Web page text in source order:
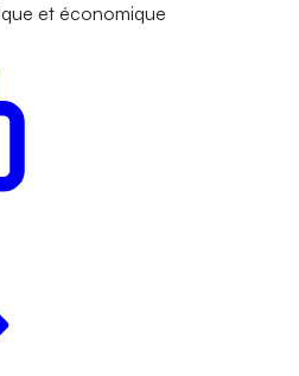
et économique